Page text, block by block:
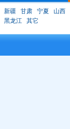
新疆 甘肃 宁夏
山西
黑龙江 其它